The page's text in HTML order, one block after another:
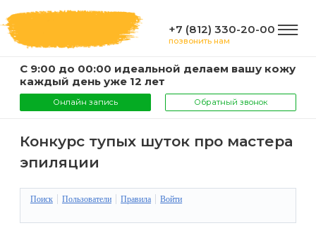
+7 (812) 330-20-00
позвонить нам
С 9:00 до 00:00 идеальной делаем вашу кожу
каждый день уже 12 лет
Онлайн запись Обратный звонок
ГЛАВНАЯ
О
Конкурс тупых шуток про мастера
эпиляции
Поиск Пользователи Правила Войти